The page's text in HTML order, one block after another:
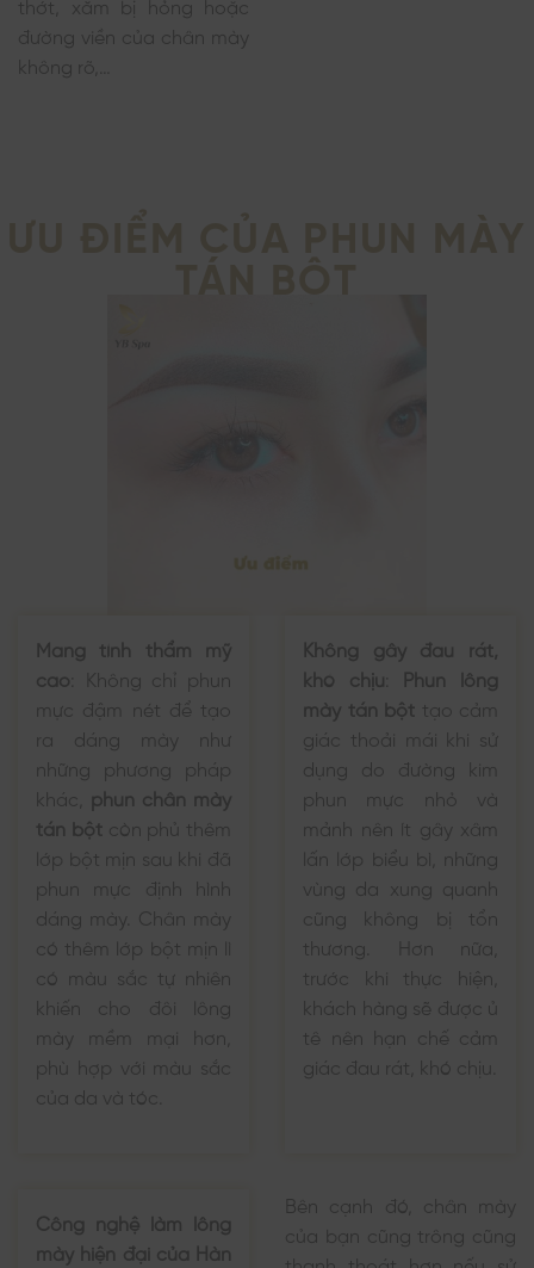
thớt, xăm bị hỏng hoặc
đường viền của chân mày
không rõ,…
Mang tính thẩm mỹ
cao
Không chỉ phun
mực đậm nét để tạo
ra dáng mày như
những phương pháp
khác,
phun chân mày
tán bột
còn phủ thêm
lớp bột mịn sau khi đã
phun mực định hình
dáng mày. Chân mày
có thêm lớp bột mịn lì
có màu sắc tự nhiên
khiến cho đôi lông
mày mềm mại hơn,
phù hợp với màu sắc
của da và tóc.
Không gây đau rát,
khó chịu
Phun lông
mày tán bột tạo cảm
giác thoải mái khi sử
dụng do đường kim
phun mực nhỏ và
mảnh nên ít gây xâm
lấn lớp biểu bì, những
vùng da xung quanh
cũng không bị tổn
thương. Hơn nữa,
trước khi thực hiện,
khách hàng sẽ được ủ
tê nên hạn chế cảm
giác đau rát, khó chịu.
Công nghệ làm lông
mày hiện đại của Hàn
Bên cạnh đó, chân mày
của bạn cũng trông cũng
thanh thoát hơn nếu sử